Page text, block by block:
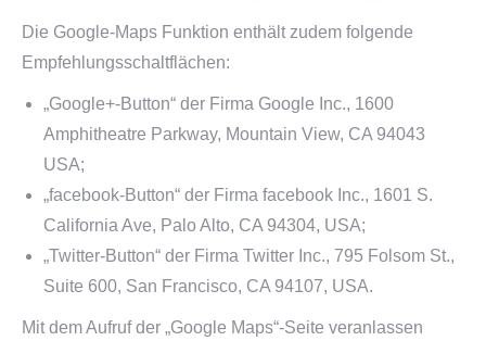
Die Google-Maps Funktion enthält zudem folgende
Empfehlungsschaltflächen:
„Google+-Button“ der Firma Google Inc., 1600
Amphitheatre Parkway, Mountain View, CA 94043
USA;
„facebook-Button“ der Firma facebook Inc., 1601 S.
California Ave, Palo Alto, CA 94304, USA;
„Twitter-Button“ der Firma Twitter Inc., 795 Folsom St.,
Suite 600, San Francisco, CA 94107, USA.
Mit dem Aufruf der „Google Maps“-Seite veranlassen